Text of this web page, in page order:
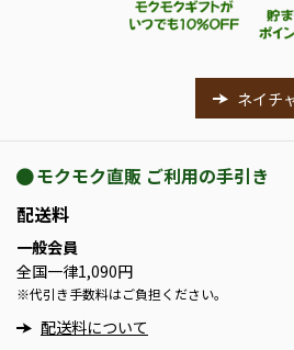
ネイチ
モクモク直販 ご利用の手引き
配送料
一般会員
全国一律1,090円
※代引き手数料はご負担ください。
配送料について